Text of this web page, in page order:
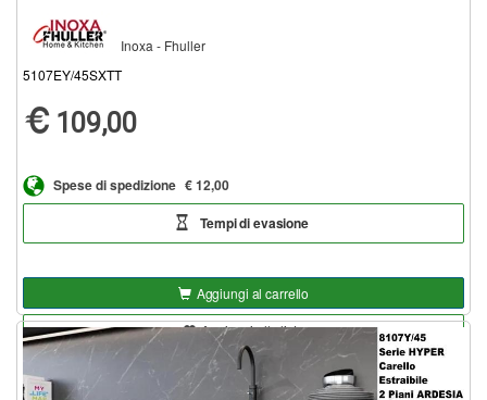
Inoxa - Fhuller
5107EY/45SXTT
109,00
Spese di spedizione € 12,00
Tempi di evasione
Aggiungi al carrello
Aggiungi alla lista